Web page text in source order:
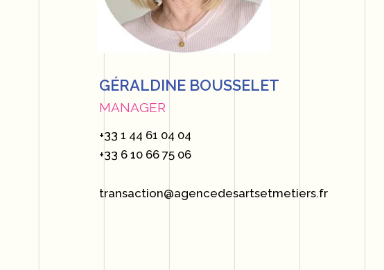
GÉRALDINE BOUSSELET
MANAGER
+33 1 44 61 04 04
+33 6 10 66 75 06
transaction@agencedesartsetmetiers.fr